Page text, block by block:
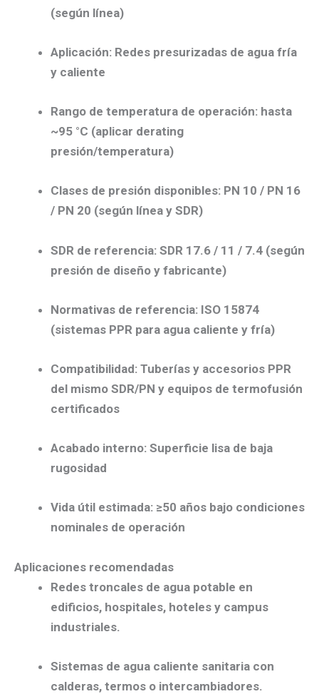
(según línea)
Aplicación: Redes presurizadas de agua fría
y caliente
Rango de temperatura de operación: hasta
~95 °C (aplicar derating
presión/temperatura)
Clases de presión disponibles: PN 10 / PN 16
/ PN 20 (según línea y SDR)
SDR de referencia: SDR 17.6 / 11 / 7.4 (según
presión de diseño y fabricante)
Normativas de referencia: ISO 15874
(sistemas PPR para agua caliente y fría)
Compatibilidad: Tuberías y accesorios PPR
del mismo SDR/PN y equipos de termofusión
certificados
Acabado interno: Superficie lisa de baja
rugosidad
Vida útil estimada: ≥50 años bajo condiciones
nominales de operación
Aplicaciones recomendadas
Redes troncales de agua potable en
edificios, hospitales, hoteles y campus
industriales.
Sistemas de agua caliente sanitaria con
calderas, termos o intercambiadores.